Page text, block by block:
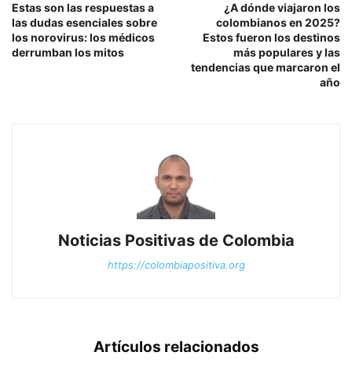
Estas son las respuestas a
las dudas esenciales sobre
los norovirus: los médicos
derrumban los mitos
¿A dónde viajaron los
colombianos en 2025?
Estos fueron los destinos
más populares y las
tendencias que marcaron el
año
Noticias Positivas de Colombia
https://colombiapositiva.org
Artículos relacionados